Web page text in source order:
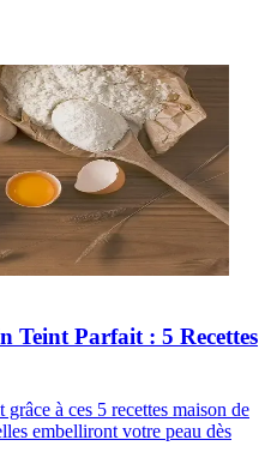
Teint Parfait : 5 Recettes
à ces 5 recettes maison de
embelliront votre peau dès